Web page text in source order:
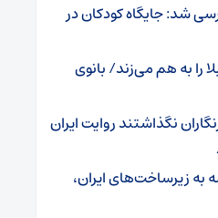
شد: جایگاه کودکان در
را به هم می‌زند/ بانوی
نگذاشتند روایت ایران
به زیرساخت‌های ایران،